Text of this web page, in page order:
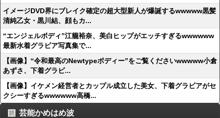
イメージDVD界にブレイク確定の超大型新人が爆誕するwwwww黒髪
清純乙女・黒川結、顔もカ...
“エンジェルボディ”江籠裕奈、美白ヒップがエッチすぎるwwwwww
最新水着グラビア写真集で...
【画像】“令和最高のNewtypeボディー”をご覧くださいwwwww小倉
あずさ、下着グラビ...
【画像】イケメン経営者とカップル成立した美女、下着グラビアがセ
クシーすぎるwwwwww高橋...
芸能かめはめ波